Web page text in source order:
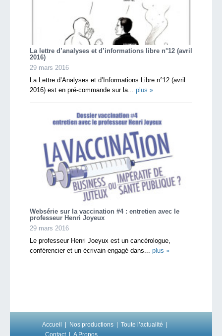
La lettre d’analyses et d’informations libre n°12 (avril
2016)
29 mars 2016
La Lettre d’Analyses et d’Informations Libre n°12 (avril
2016) est en pré-commande sur la... plus »
Websérie sur la vaccination #4 : entretien avec le
professeur Henri Joyeux
29 mars 2016
Le professeur Henri Joeyux est un cancérologue,
conférencier et un écrivain engagé dans... plus »
Accueil Nos productions
Toute l’actualité
Contact
A Propos